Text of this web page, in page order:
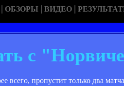
| ОБЗОРЫ | ВИДЕО |
с
пропустит только два